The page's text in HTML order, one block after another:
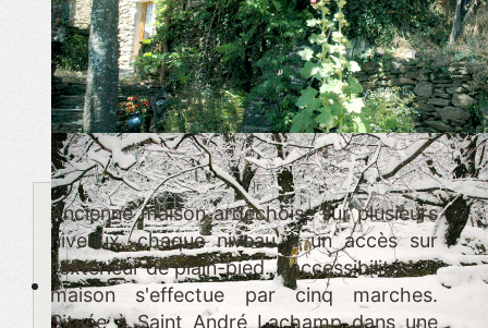
Ancienne maison ardèchoise sur plusieurs
niveaux, chaque niveau à un accès sur
l'extérieur de plain-pied. L'accessibilité a la
maison s'effectue par cinq marches.
Située à Saint André Lachamp dans une